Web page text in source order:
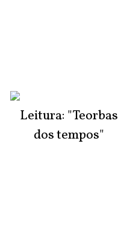
Leitura: "Teorbas
dos tempos"